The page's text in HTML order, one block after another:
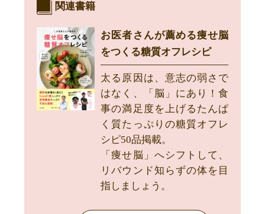
関連書籍
お医者さんが薦める痩せ脳
をつくる糖質オフレシピ
太る原因は、意志の弱さで
はなく、「脳」にあり！食
事の満足度を上げるたんぱ
く質たっぷりの糖質オフレ
シピ50品掲載。
「痩せ脳」へシフトして、
リバウンド知らずの体を目
指しましょう。